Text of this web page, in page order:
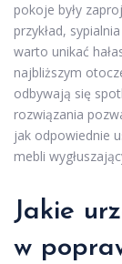
pokoje były
przykład,
warto unikać
najbliższym
odbywają się
rozwiązania
jak odpowiednie
mebli
Jakie
w